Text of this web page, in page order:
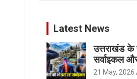
Latest News
उत्तराखंड के
सर्वाइकल
21 May, 2026